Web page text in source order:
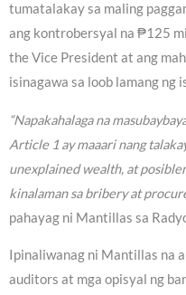
tumatalakay sa maling
ang kontrobersyal na ₱125
the Vice President at ang
isinagawa sa loob lamang ng
“Napakahalaga na
Article 1 ay maaari nang
unexplained wealth, at
kinalaman sa bribery at
pahayag ni Mantillas sa
Ipinaliwanag ni Mantillas na
auditors at mga opisyal ng